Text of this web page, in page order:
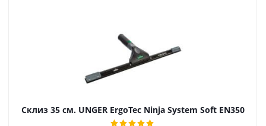
Склиз 35 см. UNGER ErgoTec Ninja System Soft EN350